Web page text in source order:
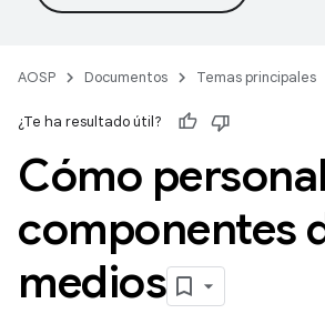
AOSP Documentos Temas principales
¿Te ha resultado útil?
Cómo
componentes
medios